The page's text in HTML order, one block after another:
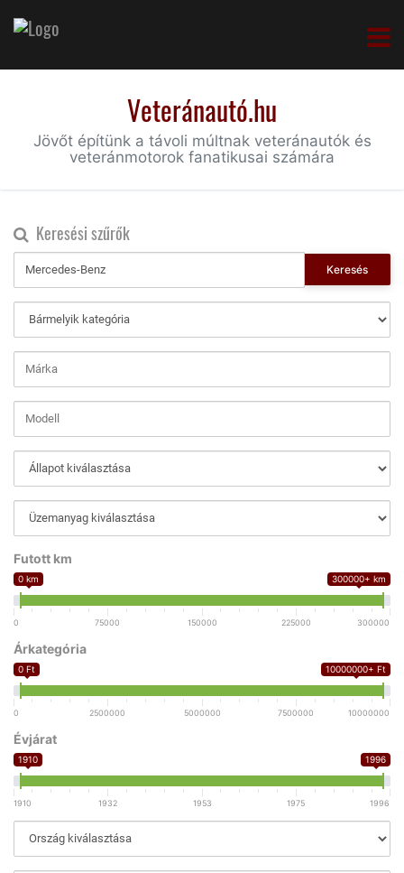
Veteránautó.hu
Jövőt építünk a távoli múltnak veteránautók és
veteránmotorok fanatikusai számára
Keresési szűrők
Keresés
Futott km
0 km 300000+ km
0 75000 150000 225000 300000
Árkategória
0 Ft 10000000+ Ft
0 2500000 5000000 7500000 10000000
Évjárat
1910 1996
1910 1932 1953 1975 1996